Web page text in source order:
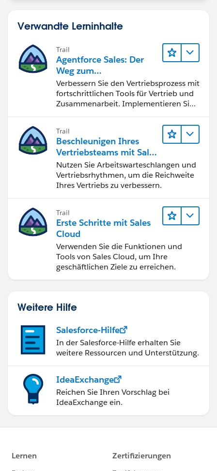
Verwandte Lerninhalte
Trail
Agentforce Sales: Der
Weg zum
Vertriebsspezialisten
Verbessern Sie den Vertriebsprozess mit
fortschrittlichen Tools für Vertrieb und
Zusammenarbeit. Implementieren Sie
schließen Sie den Lead-zu-Cash-Zyklus
erfolgreich ab.
Trail
Beschleunigen Ihres
Vertriebsteams mit Sales
Engagement
Nutzen Sie Arbeitswarteschlangen und
Vertriebsrhythmen, um die Reichweite
Ihres Vertriebs zu verbessern.
Trail
Erste Schritte mit Sales
Cloud
Verwenden Sie die Funktionen und
Tools von Sales Cloud, um Ihre
geschäftlichen Ziele zu erreichen.
Weitere Hilfe
Salesforce-Hilfe
In der Salesforce-Hilfe erhalten Sie
weitere Ressourcen und Unterstützung.
IdeaExchange
Reichen Sie Ihren Vorschlag bei
IdeaExchange ein.